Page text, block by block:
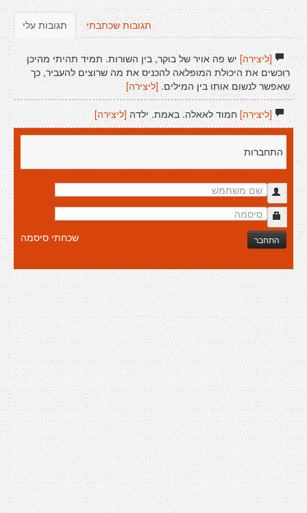
תגובות עלי תגובות שכתבתי
[ליצירה]יש פה אויר של בוקר, בין השורות. תמיד תהיתי מהיכן
רוכשים את היכולת המופלאה להכניס את מה שרוצים להעביר, כך
שאפשר לנשום אותו בין המילים. [ליצירה]
[ליצירה]חמוד לאאלה. באמת. ילדה [ליצירה]
התחברות
התחבר שכחתי סיסמה